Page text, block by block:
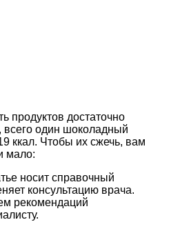
продуктов достаточно
один шоколадный
ккал. Чтобы их сжечь, вам
мало:
носит справочный
консультацию врача.
рекомендаций